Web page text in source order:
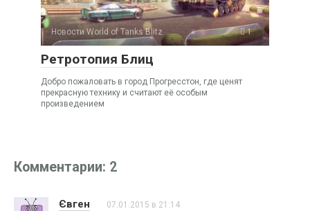
Новости World of Tanks Blitz 1
Ретротопия Блиц
Добро пожаловать в город Прогресстон, где ценят
прекрасную технику и считают её особым
произведением
Комментарии: 2
Євген 07.01.2015 в 21:14